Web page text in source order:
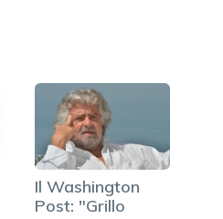
Il Washington
Post: "Grillo